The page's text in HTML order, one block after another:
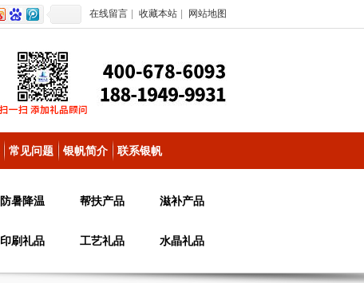
在线留言 收藏本站 网站地图
常见问题 银帆简介 联系银帆
防暑降温 帮扶产品 滋补产品
印刷礼品 工艺礼品 水晶礼品